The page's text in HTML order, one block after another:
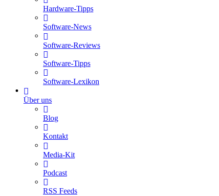
Hardware-Tipps
Software-News
Software-Reviews
Software-Tipps
Software-Lexikon
Über uns
Blog
Kontakt
Media-Kit
Podcast
RSS Feeds